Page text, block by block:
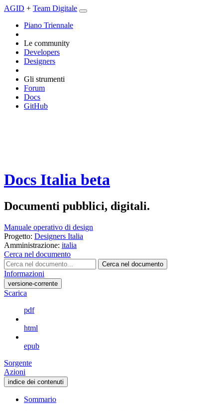
AGID + Team Digitale
Piano Triennale
Le community
Developers
Designers
Gli strumenti
Forum
Docs
GitHub
Docs Italia beta
Documenti pubblici, digitali.
Manuale operativo di design
Progetto: Designers Italia
Amministrazione: italia
Cerca nel documento
Cerca nel documento
Informazioni
versione-corrente
Scarica
pdf
html
epub
Sorgente
Azioni
indice dei contenuti
Sommario